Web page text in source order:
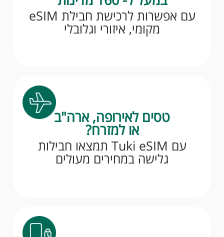
עם אפשרות לרכישת חבילת eSIM
מקומי, איזורי וגלובלי
טסים לאירופה, ארה"ב
או למזרח?
עם Tuki eSIM תמצאו חבילות
גלישה במחירים מעולים